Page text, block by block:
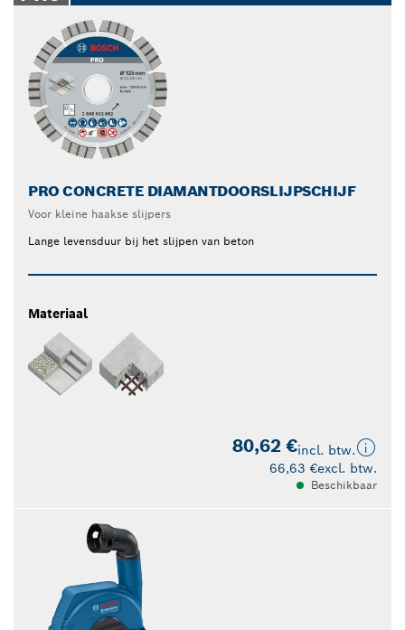
PRO CONCRETE DIAMANTDOORSLIJPSCHIJF
Voor kleine haakse slijpers
Lange levensduur bij het slijpen van beton
Materiaal
80,62 €incl. btw.
66,63 €excl. btw.
Beschikbaar